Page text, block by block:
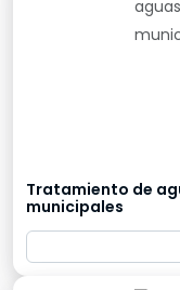
Tratamiento de
municipales